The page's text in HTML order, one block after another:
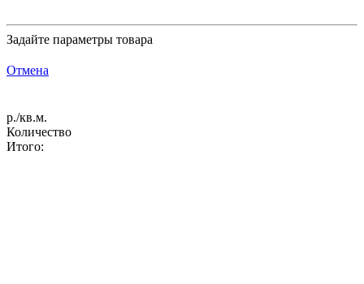
Задайте параметры товара
Отмена
р./кв.м.
Количество
Итого: